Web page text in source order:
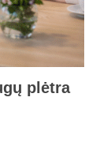
plėtra